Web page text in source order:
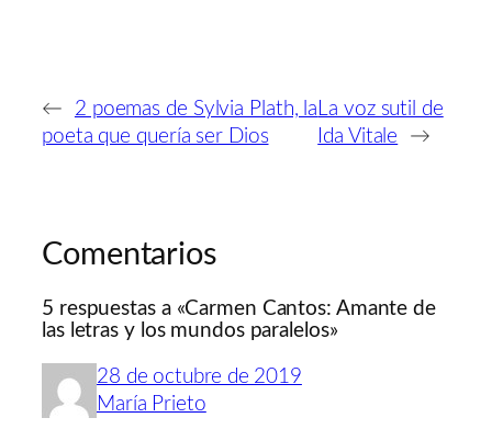
←
2 poemas de Sylvia Plath, la
poeta que quería ser Dios
La voz sutil de
Ida Vitale
→
Comentarios
5 respuestas a «Carmen Cantos: Amante de
las letras y los mundos paralelos»
28 de octubre de 2019
María Prieto